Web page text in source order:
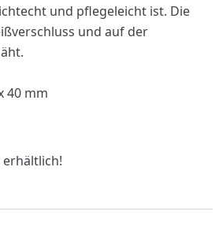
und pflegeleicht ist. Die
und auf der
40 mm